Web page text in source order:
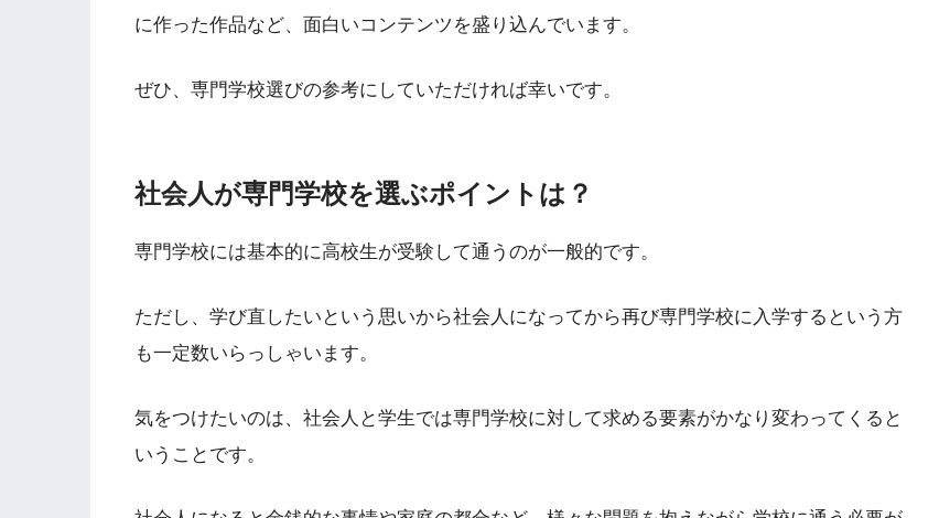
に作った作品など、面白いコンテンツを盛り込んでいます。
ぜひ、専門学校選びの参考にしていただければ幸いです。
社会人が専門学校を選ぶポイントは？
専門学校には基本的に高校生が受験して通うのが一般的です。
ただし、学び直したいという思いから社会人になってから再び専門学校に入学するという方
も一定数いらっしゃいます。
気をつけたいのは、社会人と学生では専門学校に対して求める要素がかなり変わってくると
いうことです。